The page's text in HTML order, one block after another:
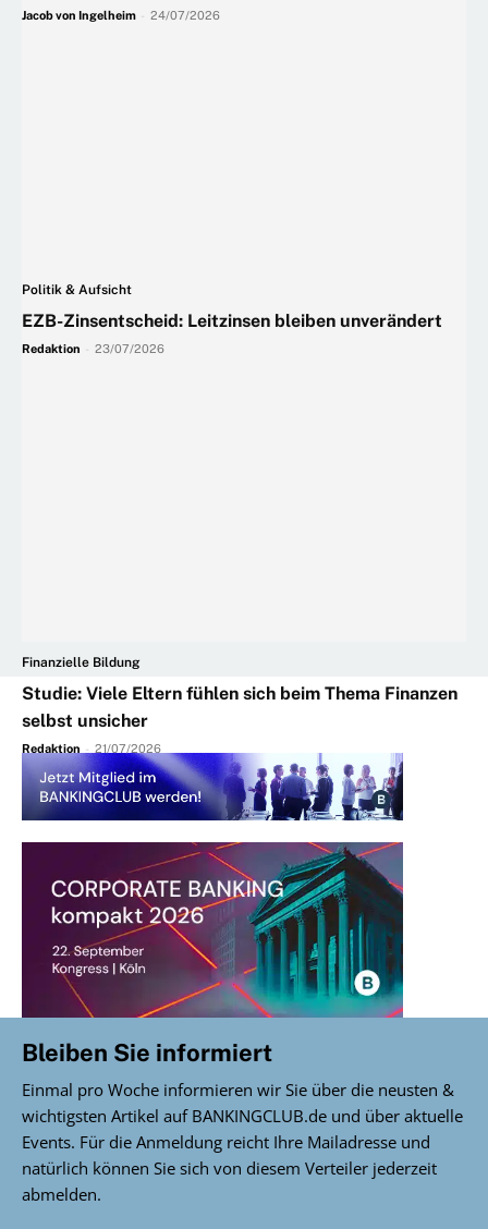
Jacob von Ingelheim 24/07/2026
Politik & Aufsicht
EZB-Zinsentscheid: Leitzinsen bleiben unverändert
Redaktion 23/07/2026
Finanzielle Bildung
Studie: Viele Eltern fühlen sich beim Thema Finanzen
selbst unsicher
Redaktion - 21/07/2026
Bleiben Sie informiert
Einmal pro Woche informieren wir Sie über die neusten &
wichtigsten Artikel auf BANKINGCLUB.de und über aktuelle
Events. Für die Anmeldung reicht Ihre Mailadresse und
natürlich können Sie sich von diesem Verteiler jederzeit
abmelden.